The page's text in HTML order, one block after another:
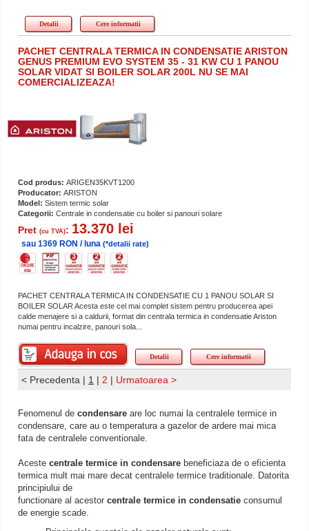
Detalii Cere informatii
PACHET CENTRALA TERMICA IN CONDENSATIE ARISTON
GENUS PREMIUM EVO SYSTEM 35 - 31 KW CU 1 PANOU
SOLAR VIDAT SI BOILER SOLAR 200L NU SE MAI
COMERCIALIZEAZA!
Cod produs: ARIGEN35KVT1200
Producator: ARISTON
Model: Sistem termic solar
Categorii: Centrale in condensatie cu boiler si panouri solare
Pret (cu TVA): 13.370 lei
sau 1369 RON / luna (*detalii rate)
PACHET CENTRALA TERMICA IN CONDENSATIE CU 1 PANOU SOLAR SI
BOILER SOLAR Acesta este cel mai complet sistem pentru producerea apei
calde menajere si a caldurii, format din centrala termica in condensatie Ariston
numai pentru incalzire, panouri sola...
Detalii Cere informatii
< Precedenta | 1 | 2 | Urmatoarea >
Fenomenul de condensare are loc numai la centralele termice in
condensare, care au o temperatura a gazelor de ardere mai mica
fata de centralele conventionale.
Aceste centrale termice in condensare beneficiaza de o eficienta
termica mult mai mare decat centralele termice traditionale. Datorita
principiului de
functionare al acestor centrale termice in condensatie consumul
de energie scade.